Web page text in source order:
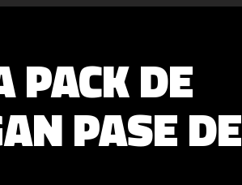
PACK DE
PASE DE